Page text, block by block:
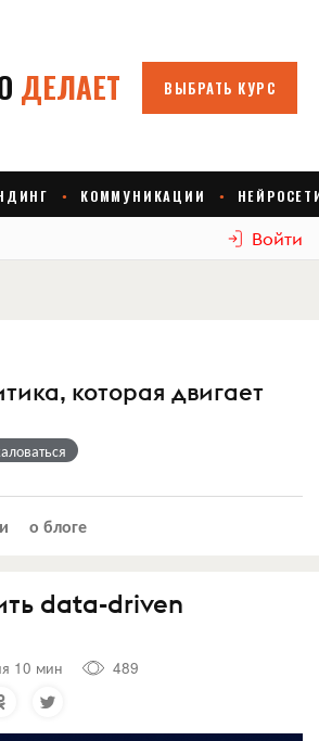
Войти
которая двигает
о блоге
data-driven
10 мин
489